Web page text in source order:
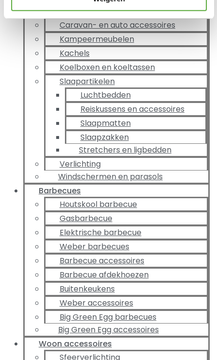
Huishouden
Caravan- en auto accessoires
Kampeermeubelen
Kachels
Koelboxen en koeltassen
Slaapartikelen
Luchtbedden
Reiskussens en accessoires
Slaapmatten
Slaapzakken
Stretchers en ligbedden
Verlichting
Windschermen en parasols
Barbecues
Houtskool barbecue
Gasbarbecue
Elektrische barbecue
Weber barbecues
Barbecue accessoires
Barbecue afdekhoezen
Buitenkeukens
Weber accessoires
Big Green Egg barbecues
Big Green Egg accessoires
Woon accessoires
Sfeerverlichting